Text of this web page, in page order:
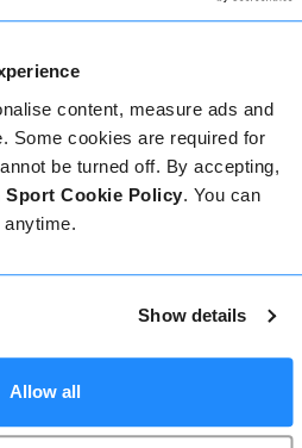
content, measure ads and
Some cookies are required for
be turned off. By accepting,
Sport Cookie Policy. You can
anytime.
Show details
Allow all
dus het is belangrijk om de
reviews zijn 5 sterren. Lees
Boek lessen met een van
een 5-sterrenervaring.